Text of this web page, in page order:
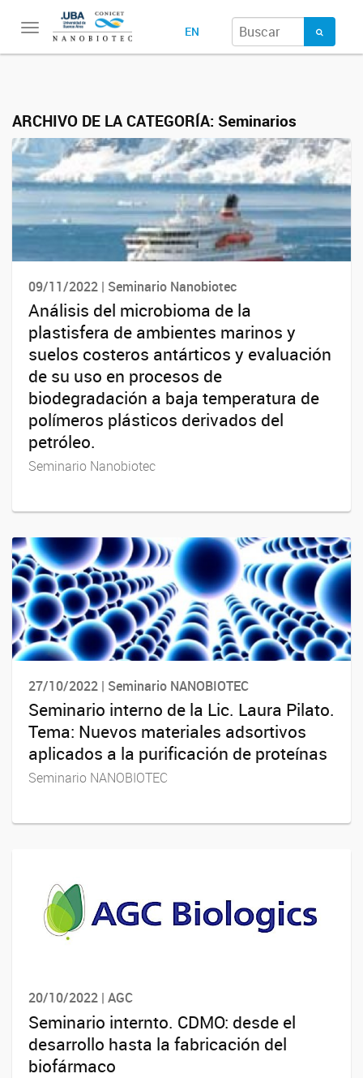
Toggle
navigation
EN
ARCHIVO DE LA CATEGORÍA: Seminarios
09/11/2022 | Seminario Nanobiotec
Análisis del microbioma de la
plastisfera de ambientes marinos y
suelos costeros antárticos y evaluación
de su uso en procesos de
biodegradación a baja temperatura de
polímeros plásticos derivados del
petróleo.
Seminario Nanobiotec
27/10/2022 | Seminario NANOBIOTEC
Seminario interno de la Lic. Laura Pilato.
Tema: Nuevos materiales adsortivos
aplicados a la purificación de proteínas
Seminario NANOBIOTEC
20/10/2022 | AGC
Seminario internto. CDMO: desde el
desarrollo hasta la fabricación del
biofármaco